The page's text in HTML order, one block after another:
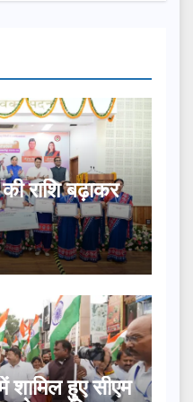
राशि बढ़ाकर
शामिल हुए सीएम